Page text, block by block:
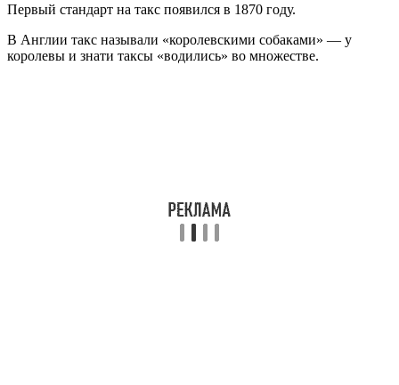
Первый стандарт на такс появился в 1870 году.
В Англии такс называли «королевскими собаками» — у
королевы и знати таксы «водились» во множестве.